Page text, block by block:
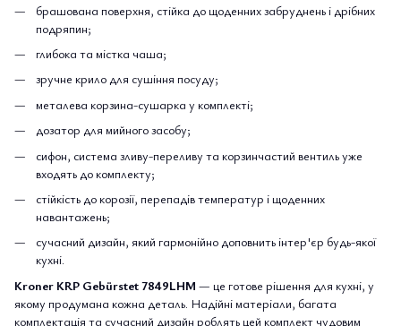
брашована поверхня, стійка до щоденних забруднень і дрібних
подряпин;
глибока та містка чаша;
зручне крило для сушіння посуду;
металева корзина-сушарка у комплекті;
дозатор для мийного засобу;
сифон, система зливу-переливу та корзинчастий вентиль уже
входять до комплекту;
стійкість до корозії, перепадів температур і щоденних
навантажень;
сучасний дизайн, який гармонійно доповнить інтер'єр будь-якої
кухні.
Kroner KRP Gebürstet 7849LHM — це готове рішення для кухні, у
якому продумана кожна деталь. Надійні матеріали, багата
комплектація та сучасний дизайн роблять цей комплект чудовим